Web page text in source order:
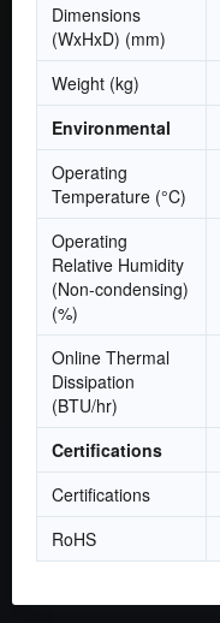
Dimensions
(WxHxD) (mm)
Weight (kg)
Environmental
Operating
Temperature (°C)
Operating
Relative Humidity
(Non-condensing)
(%)
Online Thermal
Dissipation
(BTU/hr)
Certifications
Certifications
RoHS